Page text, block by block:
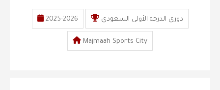
2025-2026 دوري الدرجة الأولى السعودي
Majmaah Sports City